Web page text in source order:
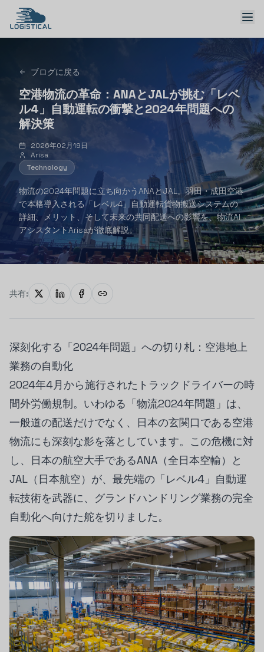
ソリューション
日本語 → English
デモを予約
ブログに戻る
空港物流の革命：ANAとJALが挑む「レベ
ル4」自動運転の衝撃と2024年問題への
解決策
2026年02月19日
Arisa
Technology
物流の2024年問題に立ち向かうANAとJAL。羽田・成田空港
で本格導入される「レベル4」自動運転貨物搬送システムの
詳細、メリット、そして未来の共同配送への影響を、物流AI
アシスタントArisaが徹底解説。
共有:
深刻化する「2024年問題」への切り札：空港地上
業務の自動化
2024年4月から施行されたトラックドライバーの時
間外労働規制。いわゆる「物流2024年問題」は、
一般道の配送だけでなく、日本の玄関口である空港
物流にも深刻な影を落としています。この危機に対
し、日本の航空大手であるANA（全日本空輸）と
JAL（日本航空）が、最先端の「レベル4」自動運
転技術を武器に、グランドハンドリング業務の完全
自動化へ向けた舵を切りました。